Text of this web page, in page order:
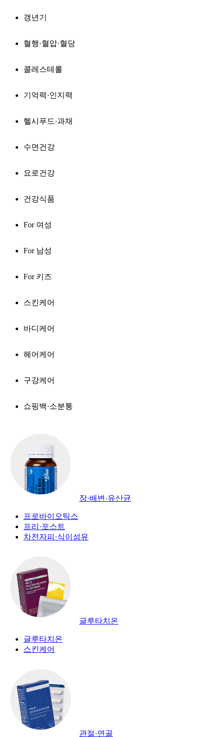
갱년기
혈행·혈압·혈당
콜레스테롤
기억력·인지력
헬시푸드·과채
수면건강
요로건강
건강식품
For 여성
For 남성
For 키즈
스킨케어
바디케어
헤어케어
구강케어
쇼핑백·소분통
장·배변·유산균
프로바이오틱스
프리·포스트
차전자피·식이섬유
글루타치온
글루타치온
스킨케어
관절·연골